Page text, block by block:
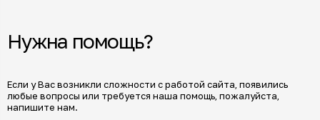
Нужна помощь?
Если у Вас возникли сложности с работой сайта, появились
любые вопросы или требуется наша помощь, пожалуйста,
напишите нам.